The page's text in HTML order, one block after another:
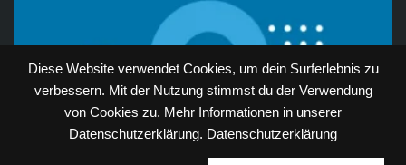
Diese Website verwendet Cookies, um dein Surferlebnis zu
verbessern. Mit der Nutzung stimmst du der Verwendung
von Cookies zu. Mehr Informationen in unserer
Datenschutzerklärung. Datenschutzerklärung